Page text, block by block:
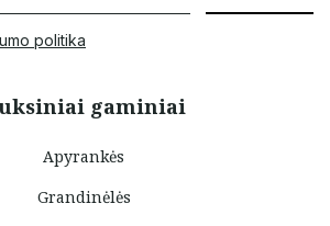
gaminiai
Apyrankės
Grandinėlės
politika